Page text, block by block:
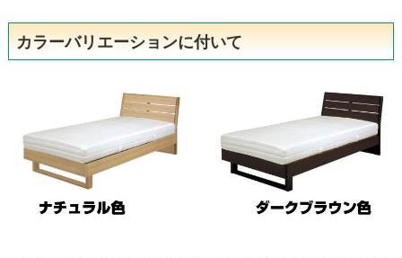
カラーバリエーションに付いて